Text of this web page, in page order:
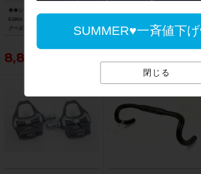
SUMMER♥一斉値下
閉じる
◆◆シマノ SHIMANO アルテグラ ULT
EGRA PD-R8000 SPD-SL ビンディン
グペダル（サイクルパラダイス大阪よ
8,800円
グペダル（サイクルパラダイス大阪よ
8,800円